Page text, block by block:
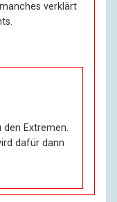
verklärt
den Extremen.
dafür dann